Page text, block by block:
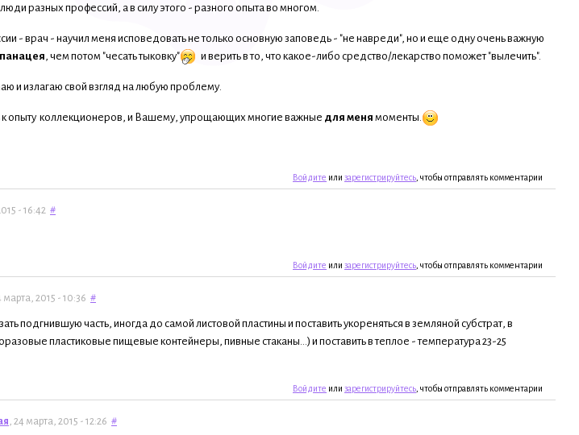
разных профессий, а в силу этого - разного опыта во многом.
- врач - научил меня исповедовать не только основную заповедь - "не навреди", но и еще одну очень важную
, чем потом "чесать тыковку" и верить в то, что какое-либо средство/лекарство поможет "вылечить".
и излагаю свой взгляд на любую проблему.
к опыту коллекционеров, и Вашему, упрощающих многие важные для меня моменты.
Войдите или зарегистрируйтесь , чтобы отправлять комментарии
- 16:42 #
Войдите или зарегистрируйтесь , чтобы отправлять комментарии
марта, 2015 - 10:36 #
подгнившую часть, иногда до самой листовой пластины и поставить укореняться в земляной субстрат, в
пластиковые пищевые контейнеры, пивные стаканы...) и поставить в теплое - температура 23-25
Войдите или зарегистрируйтесь , чтобы отправлять комментарии
, 24 марта, 2015 - 12:26 #